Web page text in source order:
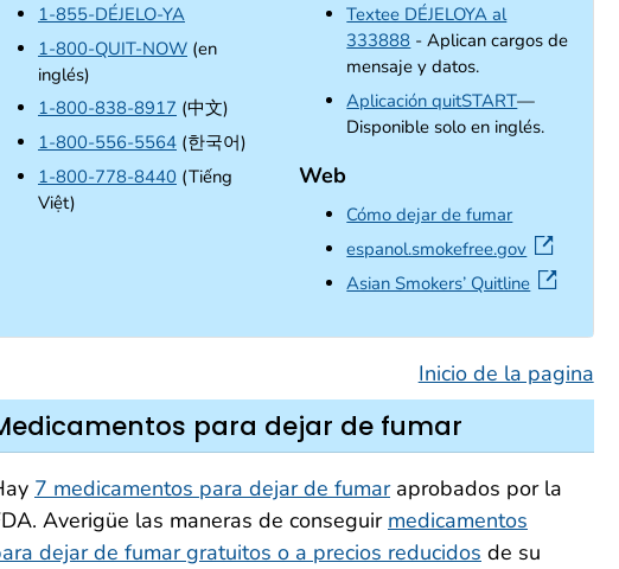
1-855-DÉJELO-YA
1-800-QUIT-NOW (en
inglés)
1-800-838-8917 (中文)
1-800-556-5564 (한국어)
1-800-778-8440 (Tiếng
Việt)
Textee DÉJELOYA al
333888 - Aplican cargos de
mensaje y datos.
Aplicación quitSTARTexternal icon
—
Disponible solo en inglés.
Web
Cómo dejar de fumar
espanol.smokefree.govexternal icon
Asian Smokers’ Quitlineexternal icon
Inicio de la pagina
para dejar de fumar
7 medicamentos para dejar de fumaraprobados por la
Averigüe las maneras de conseguir medicamentos
dejar de fumar gratuitos o a precios reducidos de su